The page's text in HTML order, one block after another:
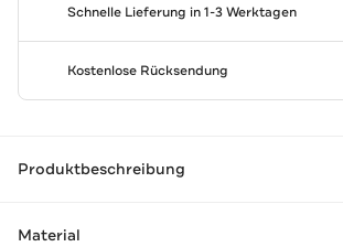
Schnelle Lieferung in 1-3 Werktagen
Kostenlose Rücksendung
Produktbeschreibung
Material